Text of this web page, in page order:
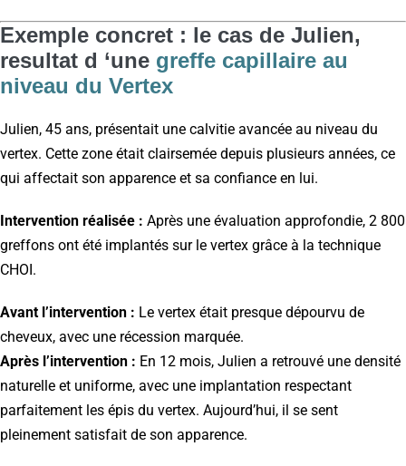
Exemple concret : le cas de Julien,
resultat d ‘une greffe capillaire au
niveau du Vertex
Julien, 45 ans, présentait une calvitie avancée au niveau du
vertex. Cette zone était clairsemée depuis plusieurs années, ce
qui affectait son apparence et sa confiance en lui.
Intervention réalisée : Après une évaluation approfondie, 2 800
greffons ont été implantés sur le vertex grâce à la technique
CHOI.
Avant l’intervention : Le vertex était presque dépourvu de
cheveux, avec une récession marquée.
Après l’intervention : En 12 mois, Julien a retrouvé une densité
naturelle et uniforme, avec une implantation respectant
parfaitement les épis du vertex. Aujourd’hui, il se sent
pleinement satisfait de son apparence.